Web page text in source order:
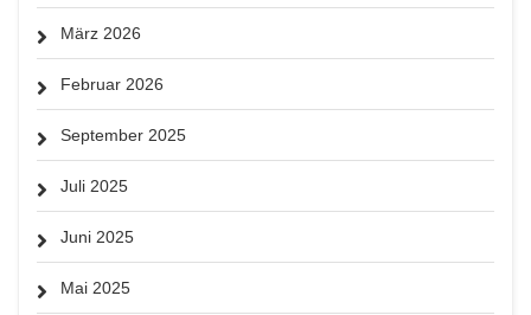
März 2026
Februar 2026
September 2025
Juli 2025
Juni 2025
Mai 2025